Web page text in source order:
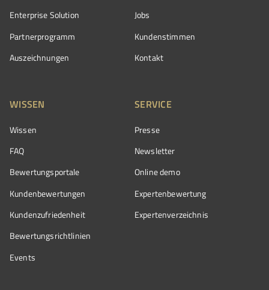
Enterprise Solution
Partnerprogramm
Auszeichnungen
Jobs
Kundenstimmen
Kontakt
WISSEN
Wissen
FAQ
Bewertungsportale
Kundenbewertungen
Kundenzufriedenheit
Bewertungs­richtlinien
Events
SERVICE
Presse
Newsletter
Online demo
Expertenbewertung
Expertenverzeichnis